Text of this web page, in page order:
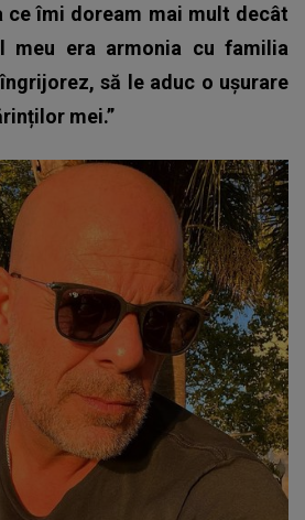
ce îmi doream mai mult decât
meu era armonia cu familia
să le aduc o ușurare
mei.”